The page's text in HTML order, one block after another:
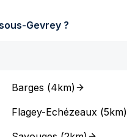
à Épernay-sous-Gevrey ?
Barges (4km)
Flagey-Echézeaux(5km)